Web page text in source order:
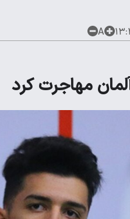
A
مهاجرت کرد